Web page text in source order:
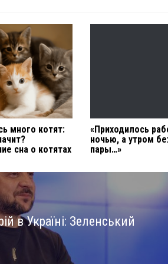
много котят:
сна о котятах
«Приходилось
ночью, а утром
пары…»
в Україні: Зеленський